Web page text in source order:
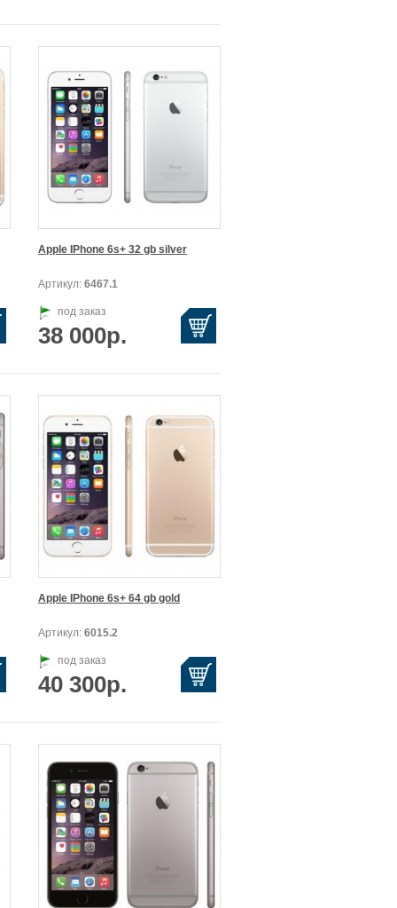
Apple IPhone 6s+ 32 gb silver
Артикул: 6467.1
под заказ
38 000р.
Apple IPhone 6s+ 64 gb gold
Артикул: 6015.2
под заказ
40 300р.